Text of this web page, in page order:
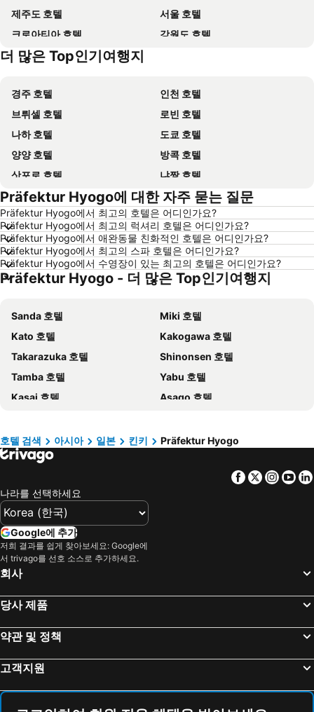
제주도 호텔
서울 호텔
크로아티아 호텔
강원도 호텔
괌 호텔
더 많은 Top인기여행지
경주 호텔
인천 호텔
브뤼셀 호텔
로빈 호텔
나하 호텔
도쿄 호텔
양양 호텔
방콕 호텔
삿포로 호텔
냐짱 호텔
나고야 호텔
대전 호텔
제주시 호텔
다낭 호텔
삼척 호텔
평창 호텔
고성 호텔
목포 호텔
오키나와 호텔
산토리니섬 호텔
보홀 호텔
한국 호텔
타이페이 호텔
타이중 호텔
경기도 호텔
유럽 호텔
경상남도 호텔
보라카이 호텔
크레타 섬 호텔
Paris 호텔
밀로섬 호텔
크로아티아 해안 호텔
대만 호텔
Präfektur Hyogo에 대한 자주 묻는 질문
Präfektur Hyogo에서 최고의 호텔은 어디인가요?
Präfektur Hyogo에서 최고의 럭셔리 호텔은 어디인가요?
Präfektur Hyogo에서 애완동물 친화적인 호텔은 어디인가요?
Präfektur Hyogo에서 최고의 스파 호텔은 어디인가요?
Präfektur Hyogo에서 수영장이 있는 최고의 호텔은 어디인가요?
Präfektur Hyogo - 더 많은 Top인기여행지
Sanda 호텔
Miki 호텔
Kato 호텔
Kakogawa 호텔
Takarazuka 호텔
Shinonsen 호텔
Tamba 호텔
Yabu 호텔
Kasai 호텔
Asago 호텔
Tatsuno 호텔
Sayo 호텔
Shiso 호텔
Ono 호텔
Kamikawa 호텔
호텔 검색 아시아 일본 킨키 Präfektur Hyogo
Facebook
Twitter
나라를 선택하세요
Google에 추가
저희 결과를 쉽게 찾아보세요: Google에
서 trivago를 선호 소스로 추가하세요.
회사
당사 제품
약관 및 정책
고객지원